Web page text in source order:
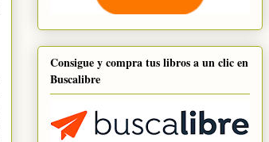
Consigue y compra tus libros a un clic en
Buscalibre